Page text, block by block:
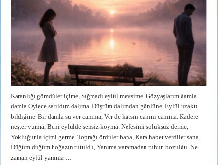
Karanlığı gömdüler içime, Sığmadı eylül mevsime. Gözyaşlarım damla
damla Öylece sarıldım dalıma. Düştüm dalımdan gönlüne, Eylül uzaktı
bildiğine. Bir damla su ver canıma, Ver de katsın canını canıma. Kadere
neşter vurma, Beni eylülde sensiz koyma. Nefesimi soluksuz derme,
Yokluğunla içimi germe. Toprağı ördüler bana, Kara haber verdiler sana.
Düğüm düğüm boğazın tutuldu, Yanıma varamadan ruhun bozuldu. Ne
zaman eylül yanıma …